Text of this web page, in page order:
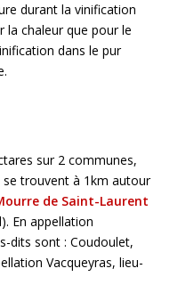
durant la vinification
la chaleur que pour le
dans le pur
sur 2 communes,
se trouvent à 1km autour
de Saint-Laurent
En appellation
dits sont : Coudoulet,
Vacqueyras, lieu-